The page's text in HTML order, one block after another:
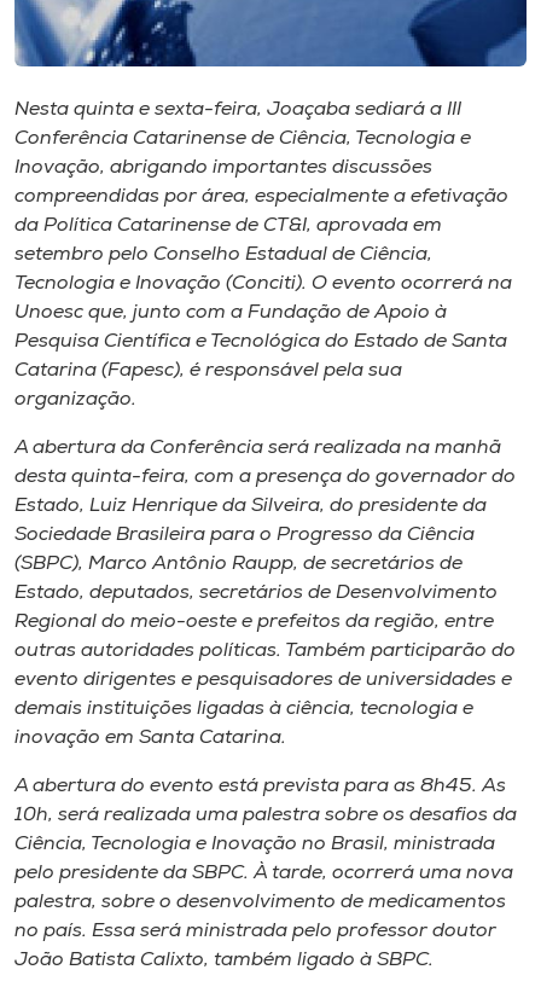
Museu
Unoesc
Store
Selecione
o idioma
A+
A-
Nesta quinta e sexta-feira, Joaçaba sediará a III
Conferência Catarinense de Ciência, Tecnologia e
Inovação, abrigando importantes discussões
compreendidas por área, especialmente a efetivação
da Política Catarinense de CT&I, aprovada em
setembro pelo Conselho Estadual de Ciência,
Tecnologia e Inovação (Conciti). O evento ocorrerá na
Unoesc que, junto com a Fundação de Apoio à
Pesquisa Científica e Tecnológica do Estado de Santa
Catarina (Fapesc), é responsável pela sua
organização.
A abertura da Conferência será realizada na manhã
desta quinta-feira, com a presença do governador do
Estado, Luiz Henrique da Silveira, do presidente da
Sociedade Brasileira para o Progresso da Ciência
(SBPC), Marco Antônio Raupp, de secretários de
Estado, deputados, secretários de Desenvolvimento
Regional do meio-oeste e prefeitos da região, entre
outras autoridades políticas. Também participarão do
evento dirigentes e pesquisadores de universidades e
demais instituições ligadas à ciência, tecnologia e
inovação em Santa Catarina.
A abertura do evento está prevista para as 8h45. As
10h, será realizada uma palestra sobre os desafios da
Ciência, Tecnologia e Inovação no Brasil, ministrada
pelo presidente da SBPC. À tarde, ocorrerá uma nova
palestra, sobre o desenvolvimento de medicamentos
no país. Essa será ministrada pelo professor doutor
João Batista Calixto, também ligado à SBPC.